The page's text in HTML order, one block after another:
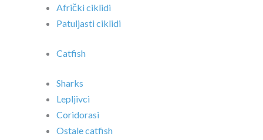
Afrički ciklidi
Patuljasti ciklidi
Catfish
Sharks
Lepljivci
Coridorasi
Ostale catfish